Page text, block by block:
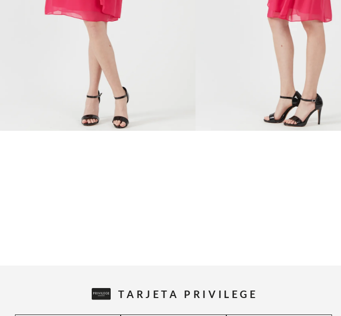
TARJETA PRIVILEGE